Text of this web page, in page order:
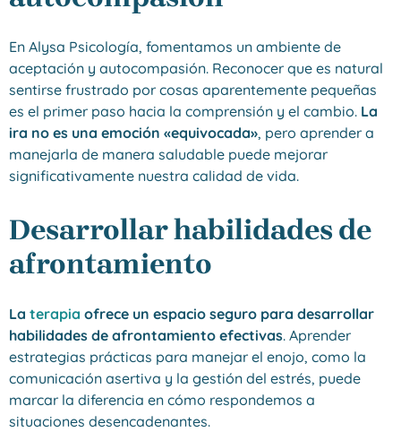
En Alysa Psicología, fomentamos un ambiente de
aceptación y autocompasión. Reconocer que es natural
sentirse frustrado por cosas aparentemente pequeñas
es el primer paso hacia la comprensión y el cambio. La
ira no es una emoción «equivocada», pero aprender a
manejarla de manera saludable puede mejorar
significativamente nuestra calidad de vida.
Desarrollar habilidades de
afrontamiento
La terapia ofrece un espacio seguro para desarrollar
habilidades de afrontamiento efectivas. Aprender
estrategias prácticas para manejar el enojo, como la
comunicación asertiva y la gestión del estrés, puede
marcar la diferencia en cómo respondemos a
situaciones desencadenantes.